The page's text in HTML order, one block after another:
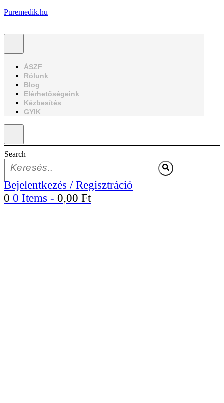
Puremedik.hu
ÁSZF
Rólunk
Blog
Elérhetőségeink
Kézbesítés
GYIK
Search
Bejelentkezés / Regisztráció
0 0 Items - 0,00 Ft